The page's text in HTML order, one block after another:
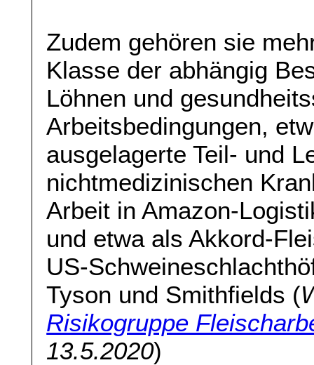
Zudem gehören sie
Klasse der abhängig
Löhnen und
Arbeitsbedingungen,
ausgelagerte Teil- und
nichtmedizinischen
Arbeit in Amazon-
und etwa als Akkord-
US-
Tyson und Smithfields (
Risikogruppe
13.5.2020)